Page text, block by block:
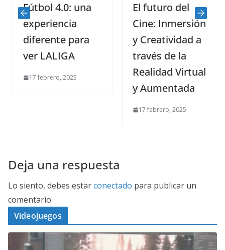
Fútbol 4.0: una
experiencia
diferente para
ver LALIGA
17 febrero, 2025
El futuro del
Cine: Inmersión
y Creatividad a
través de la
Realidad Virtual
y Aumentada
17 febrero, 2025
Deja una respuesta
Lo siento, debes estarconectado para publicar un
comentario.
Videojuegos